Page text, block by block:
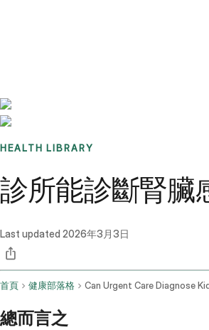
HEALTH LIBRARY
診所能診斷腎臟
Last updated 2026年3月3日
首頁 健康部落格 Can Urgent Care Diagnose
總而言之